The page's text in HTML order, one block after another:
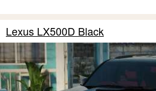
Lexus LX500D Black